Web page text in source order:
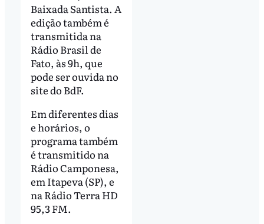
Baixada Santista. A
edição também é
transmitida na
Rádio Brasil de
Fato, às 9h, que
pode ser ouvida no
site do BdF.
Em diferentes dias
e horários, o
programa também
é transmitido na
Rádio Camponesa,
em Itapeva (SP), e
na Rádio Terra HD
95,3 FM.